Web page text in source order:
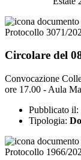
Protocollo 3071/
Circolare del
Convocazione
ore 17.00 - Aula
Pubblicato il:
Tipologia:
Protocollo 1966/